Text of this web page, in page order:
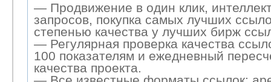
— Продвижение в один клик,
запросов, покупка самых лучших
степенью качества у лучших бирж
— Регулярная проверка качества
100 показателям и ежедневный
качества проекта.